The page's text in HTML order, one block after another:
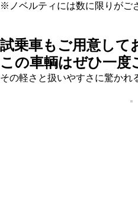
※ノベルティには数に限りがご
試乗車もご用意して
この車輌はぜひ一度
その軽さと扱いやすさに驚かれ